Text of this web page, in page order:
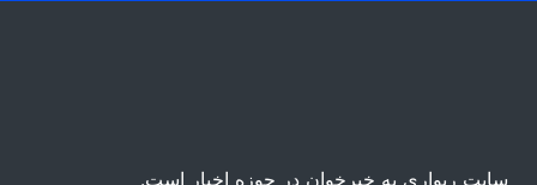
سایت ریواری یه خبرخوان در حوزه اخبار است.